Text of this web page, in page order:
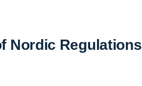
Nordic Regulations